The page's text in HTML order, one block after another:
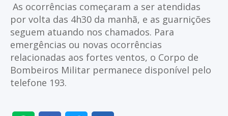
As ocorrências começaram a ser atendidas
por volta das 4h30 da manhã, e as guarnições
seguem atuando nos chamados. Para
emergências ou novas ocorrências
relacionadas aos fortes ventos, o Corpo de
Bombeiros Militar permanece disponível pelo
telefone 193.